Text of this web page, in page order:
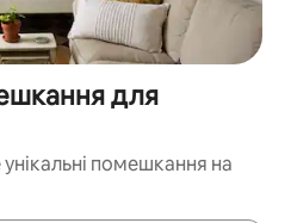
для
помешкання на